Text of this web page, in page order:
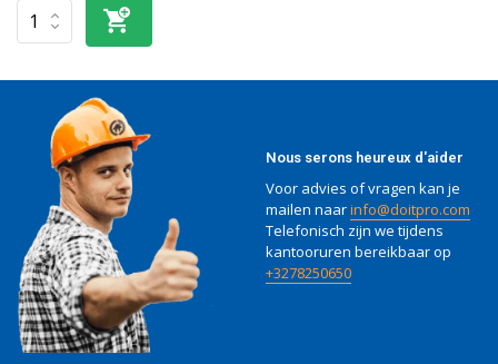
Nous serons heureux d'aider
Voor advies of vragen kan je
mailen naarinfo@doitpro.com
Telefonisch zijn we tijdens
kantooruren bereikbaar op
+3278250650